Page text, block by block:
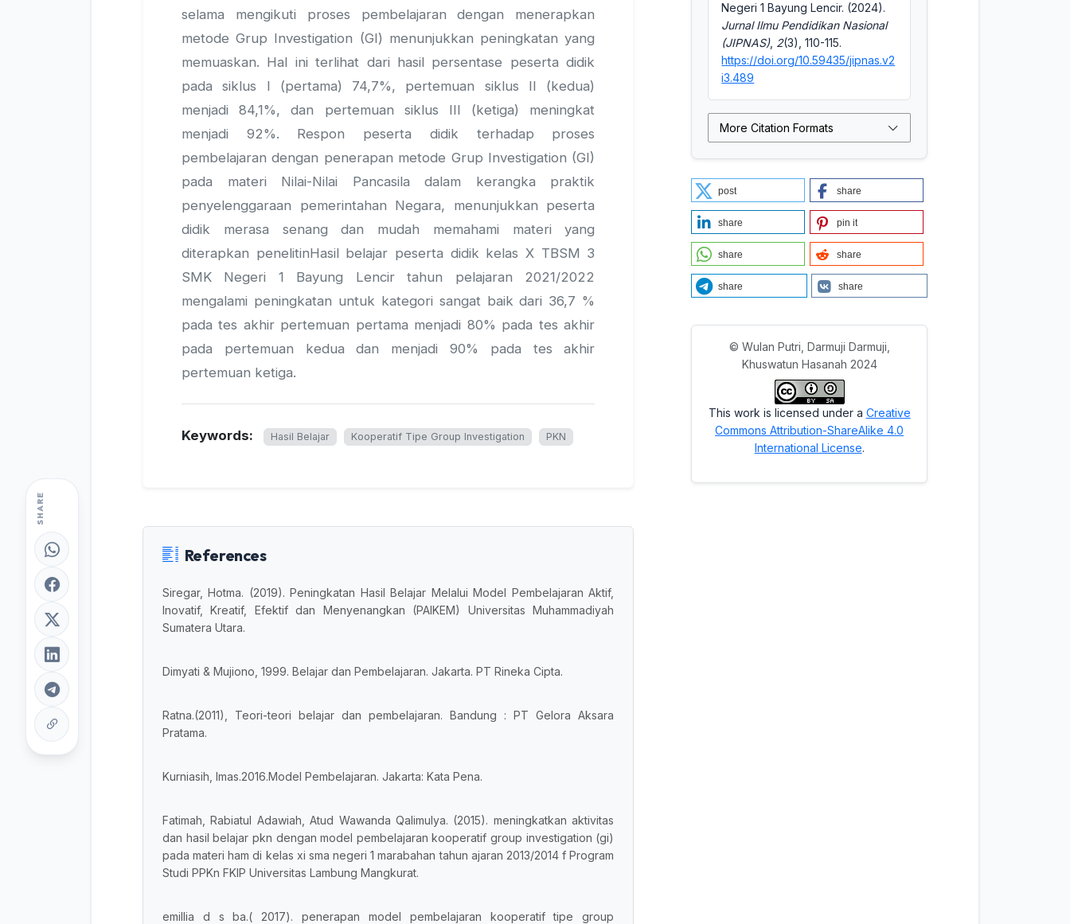
SHARE
selama mengikuti proses pembelajaran dengan menerapkan
metode Grup Investigation (GI) menunjukkan peningkatan yang
memuaskan. Hal ini terlihat dari hasil persentase peserta didik
pada siklus I (pertama) 74,7%, pertemuan siklus II (kedua)
menjadi 84,1%, dan pertemuan siklus III (ketiga) meningkat
menjadi 92%. Respon peserta didik terhadap proses
pembelajaran dengan penerapan metode Grup Investigation (GI)
pada materi Nilai-Nilai Pancasila dalam kerangka praktik
penyelenggaraan pemerintahan Negara, menunjukkan peserta
didik merasa senang dan mudah memahami materi yang
diterapkan penelitinHasil belajar peserta didik kelas X TBSM 3
SMK Negeri 1 Bayung Lencir tahun pelajaran 2021/2022
mengalami peningkatan untuk kategori sangat baik dari 36,7 %
pada tes akhir pertemuan pertama menjadi 80% pada tes akhir
pada pertemuan kedua dan menjadi 90% pada tes akhir
pertemuan ketiga.
Keywords: Hasil Belajar Kooperatif Tipe Group Investigation PKN
References
Siregar, Hotma. (2019). Peningkatan Hasil Belajar Melalui Model Pembelajaran Aktif,
Inovatif, Kreatif, Efektif dan Menyenangkan (PAIKEM) Universitas Muhammadiyah
Sumatera Utara.
Dimyati & Mujiono, 1999. Belajar dan Pembelajaran. Jakarta. PT Rineka Cipta.
Ratna.(2011), Teori-teori belajar dan pembelajaran. Bandung : PT Gelora Aksara
Pratama.
Kurniasih, Imas.2016.Model Pembelajaran. Jakarta: Kata Pena.
Fatimah, Rabiatul Adawiah, Atud Wawanda Qalimulya. (2015). meningkatkan aktivitas
dan hasil belajar pkn dengan model pembelajaran kooperatif group investigation (gi)
pada materi ham di kelas xi sma negeri 1 marabahan tahun ajaran 2013/2014 f Program
Studi PPKn FKIP Universitas Lambung Mangkurat.
emillia d s ba.( 2017). penerapan model pembelajaran kooperatif tipe group
Negeri 1 Bayung Lencir. (2024).
Jurnal Ilmu Pendidikan Nasional
(JIPNAS), 2(3), 110-115.
https://doi.org/10.59435/jipnas.v2
i3.489
More Citation Formats
post share
share pin it
share share
share share
© Wulan Putri, Darmuji Darmuji,
Khuswatun Hasanah 2024
This work is licensed under a Creative
Commons Attribution-ShareAlike 4.0
International License.